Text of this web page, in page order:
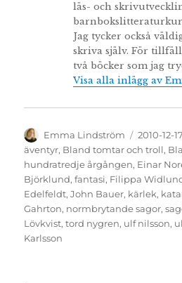
läs- och
Jag tycker också
skriva själv. För
två böcker som jag
Visa alla inlägg av
Författare
Emma Lindström
Publicerat
den
2010-12-17
äventyr, Bland tomtar och troll,
hundratredje årgången, Einar
Björklund,fantasi, Filippa
Edelfeldt,John Bauer, kärlek,
Gahrton, normbrytande sagor,
Lövkvist,tord nygren, ulf nilsson,
Karlsson